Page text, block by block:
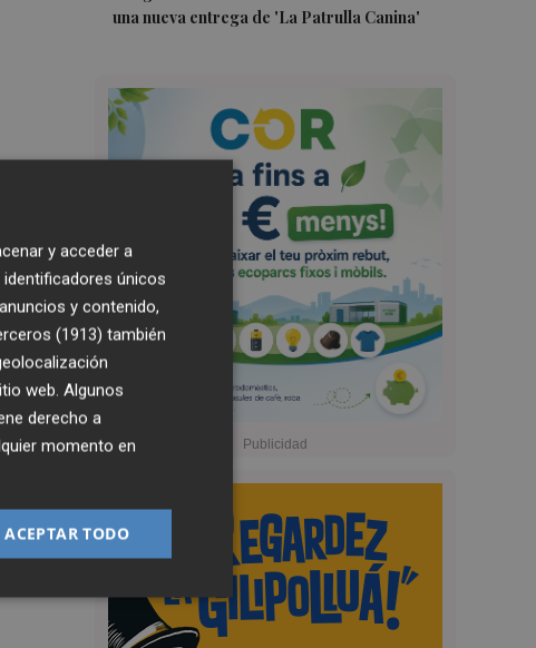
una nueva entrega de 'La Patrulla Canina'
y acceder a
únicos
y contenido,
(1913) también
web. Algunos
derecho a
momento en
ACEPTAR TODO